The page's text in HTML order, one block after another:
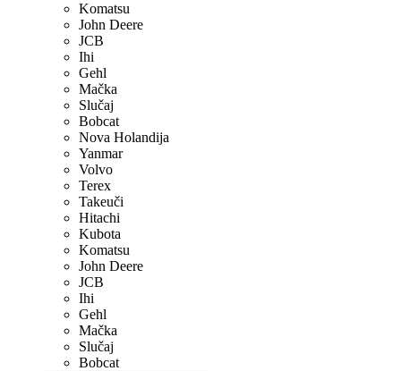
Komatsu
John Deere
JCB
Ihi
Gehl
Mačka
Slučaj
Bobcat
Nova Holandija
Yanmar
Volvo
Terex
Takeuči
Hitachi
Kubota
Komatsu
John Deere
JCB
Ihi
Gehl
Mačka
Slučaj
Bobcat